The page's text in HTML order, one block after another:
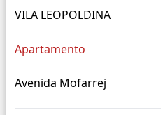
VILA LEOPOLDINA
Apartamento
Avenida Mofarrej